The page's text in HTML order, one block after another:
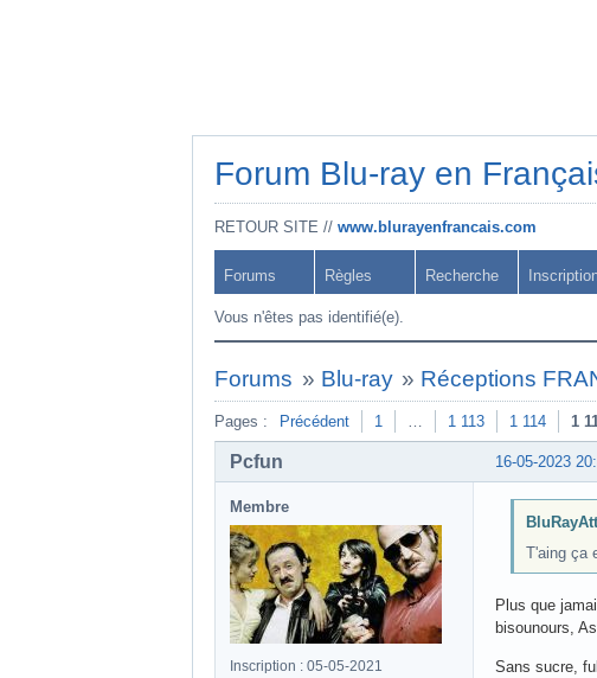
Forum Blu-ray en
RETOUR SITE // www.blurayenfrancais.com
Forums Règles Recherche
Vous n'êtes pas identifié(e).
Forums » Blu-ray » Réceptions
Pages : Précédent 1 … 1 113 1 114 1
16-05-2023
Pcfun
Membre
Inscription : 05-05-2021
T'aing ça
Plus que
bisounours,
Sans sucre,